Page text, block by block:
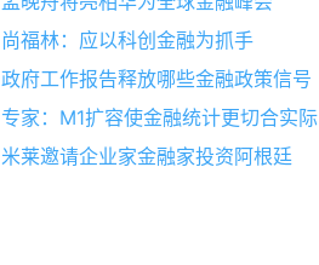
尚福林：应以科创金融为抓手
政府工作报告释放哪些金融政策信号
专家：M1扩容使金融统计更切合实际
米莱邀请企业家金融家投资阿根廷